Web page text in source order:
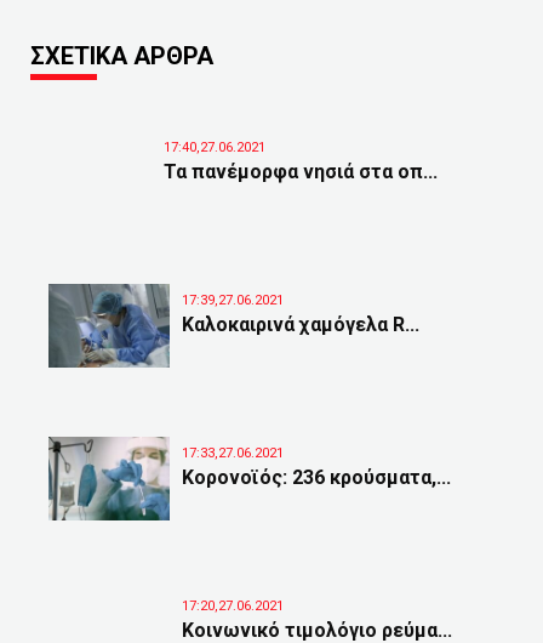
ΣΧΕΤΙΚΑ ΑΡΘΡΑ
17:40,27.06.2021
Τα πανέμορφα νησιά στα οπ...
17:39,27.06.2021
Καλοκαιρινά χαμόγελα R...
17:33,27.06.2021
Κορονοϊός: 236 κρούσματα,...
17:20,27.06.2021
Κοινωνικό τιμολόγιο ρεύμα...